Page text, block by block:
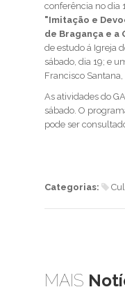
conferência no dia
"Imitação e
de Bragança e a
de estudo á Igreja
sábado, dia 19; e
Francisco
As atividades do
sábado. O
pode ser
Categorias:
MAIS